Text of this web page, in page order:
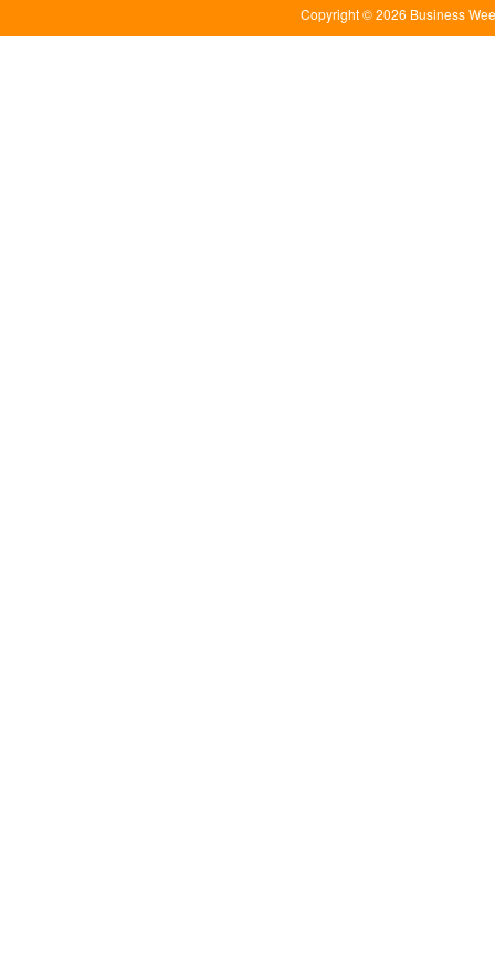
Copyright © 2026 Business